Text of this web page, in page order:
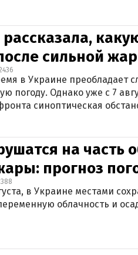
сильной
в Украине преобладает
погоду. Однако уже с 7
синоптическая
на часть
прогноз
в Украине местами
облачность и